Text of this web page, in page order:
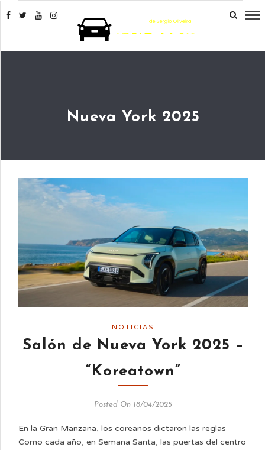
Nueva York 2025
NOTICIAS
Salón de Nueva York 2025 –
“Koreatown”
Posted On 18/04/2025
En la Gran Manzana, los coreanos dictaron las reglas
Como cada año, en Semana Santa, las puertas del centro